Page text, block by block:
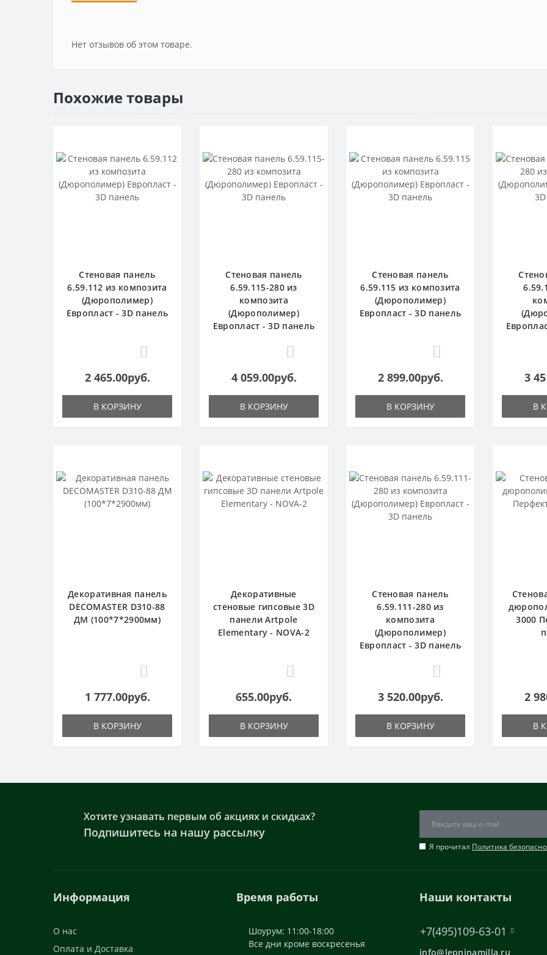
Нет отзывов об этом товаре.
Похожие товары
Стеновая панель
6.59.112 из композита
(Дюрополимер)
Европласт - 3D панель
2 465.00руб.
В КОРЗИНУ
Стеновая панель
6.59.115-280 из
композита
(Дюрополимер)
Европласт - 3D панель
4 059.00руб.
В КОРЗИНУ
Стеновая панель
6.59.115 из композита
(Дюрополимер)
Европласт - 3D панель
2 899.00руб.
В КОРЗИНУ
3
В
Декоративная панель
DECOMASTER D310-88
ДМ (100*7*2900мм)
1 777.00руб.
В КОРЗИНУ
Декоративные
стеновые гипсовые 3D
панели Artpole
Elementary - NOVA-2
655.00руб.
В КОРЗИНУ
Стеновая панель
6.59.111-280 из
композита
(Дюрополимер)
Европласт - 3D панель
3 520.00руб.
В КОРЗИНУ
3000
2
В
Хотите узнавать первым об акциях и скидках?
Подпишитесь на нашу рассылку
Я прочитал Политика
Информация
О нас
Оплата и Доставка
Время работы
Шоурум: 11:00-18:00
Все дни кроме воскресенья
Наши контакты
+7(495)109-63-01
info@lepninamilla.ru